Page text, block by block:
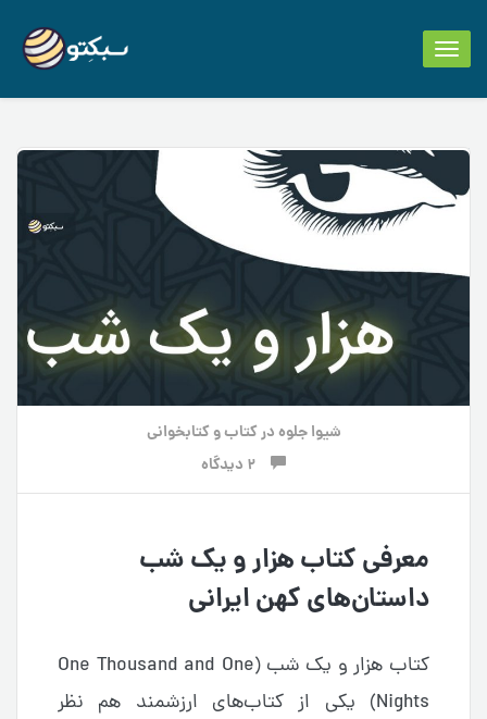
Toggle
navigation
شیوا جلوهدرکتاب و کتابخوانی
معرفی کتاب هزار و یک شب
داستان‌های کهن ایرانی
کتاب هزار و یک شب (One Thousand and One
Nights) یکی از کتاب‌های ارزشمند هم نظر